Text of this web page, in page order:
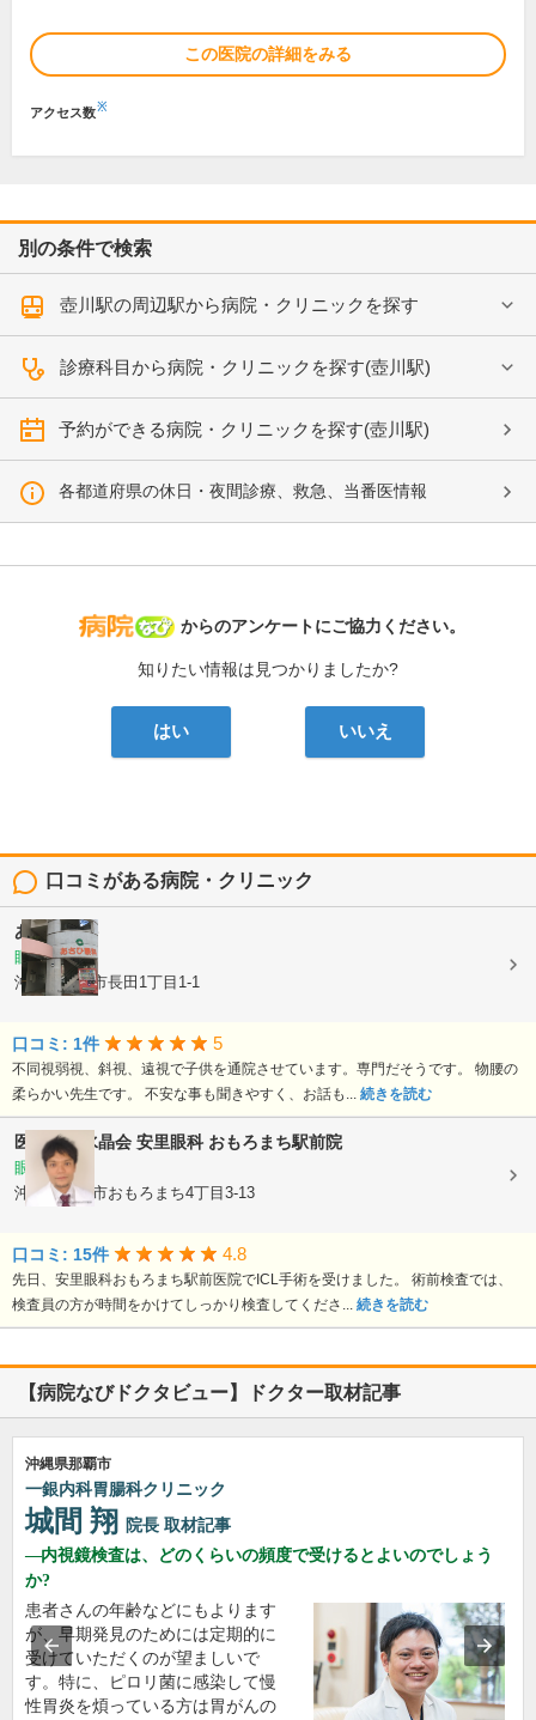
この医院の詳細をみる
アクセス数※
別の条件で検索
壺川駅の周辺駅から病院・クリニックを探す
診療科目から病院・クリニックを探す(壺川駅)
予約ができる病院・クリニックを探す(壺川駅)
各都道府県の休日・夜間診療、救急、当番医情報
病院なび
からのアンケートにご協力ください。
知りたい情報は見つかりましたか?
はい いいえ
口コミがある病院・クリニック
あさひ眼科
眼科
沖縄県那覇市長田1丁目1-1
口コミ: 1件 5
不同視弱視、斜視、遠視で子供を通院させています。専門だそうです。 物腰の
柔らかい先生です。 不安な事も聞きやすく、お話も... 続きを読む
医療法人水晶会 安里眼科 おもろまち駅前院
眼科
沖縄県那覇市おもろまち4丁目3-13
口コミ: 15件 4.8
先日、安里眼科おもろまち駅前医院でICL手術を受けました。 術前検査では、
検査員の方が時間をかけてしっかり検査してくださ... 続きを読む
【病院なびドクタビュー】ドクター取材記事
沖縄県那覇市
一銀内科胃腸科クリニック
城間 翔 院長 取材記事
内視鏡検査は、どのくらいの頻度で受けるとよいのでしょう
か?
患者さんの年齢などにもよります
が、早期発見のためには定期的に
受けていただくのが望ましいで
す。特に、ピロリ菌に感染して慢
性胃炎を煩っている方は胃がんの